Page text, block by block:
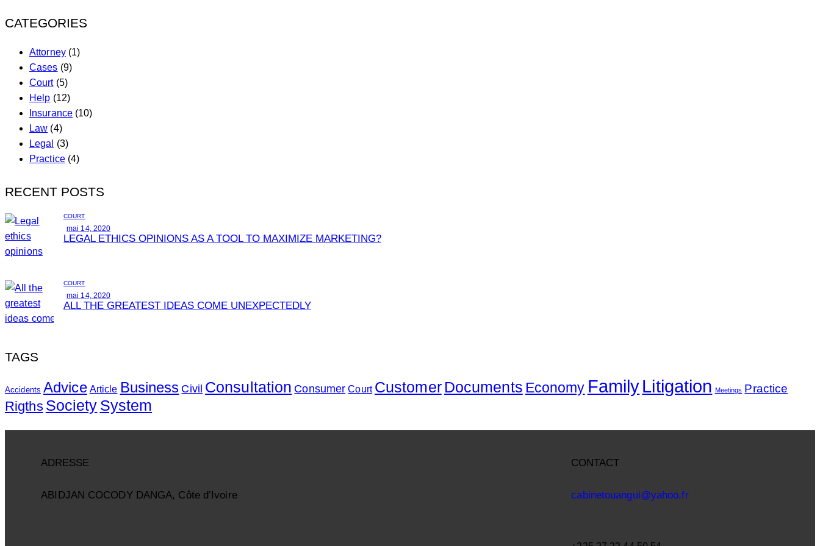
CATEGORIES
Attorney(1)
Cases (9)
Court(5)
Help (12)
Insurance(10)
Law (4)
Legal
(3)
Practice(4)
RECENT POSTS
COURT
mai 14, 2020
LEGAL ETHICS OPINIONS AS A TOOL TO MAXIMIZE MARKETING?
COURT
mai 14, 2020
ALL THE GREATEST IDEAS COME UNEXPECTEDLY
TAGS
Accidents Advice Article Business Civil Consultation Consumer Court Customer Documents Economy FamilyLitigation Meetings Practice
Rigths Society System
ADRESSE
ABIDJAN COCODY DANGA, Côte d’Ivoire
CONTACT
cabinetouangui@yahoo.fr